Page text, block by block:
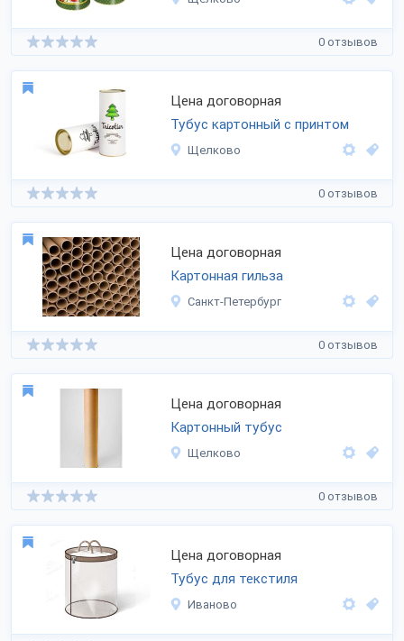
0 отзывов
Цена договорная
Тубус картонный с принтом
Щелково
0 отзывов
Цена договорная
Картонная гильза
Санкт-Петербург
0 отзывов
Цена договорная
Картонный тубус
Щелково
0 отзывов
Цена договорная
Тубус для текстиля
Иваново